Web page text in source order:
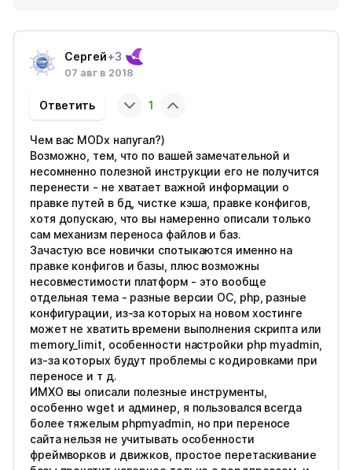
Сергей+3
07 авг в 2018
1
Ответить
Чем вас MODx напугал?)
Возможно, тем, что по вашей замечательной и
несомненно полезной инструкции его не получится
перенести - не хватает важной информации о
правке путей в бд, чистке кэша, правке конфигов,
хотя допускаю, что вы намеренно описали только
сам механизм переноса файлов и баз.
Зачастую все новички спотыкаются именно на
правке конфигов и базы, плюс возможны
несовместимости платформ - это вообще
отдельная тема - разные версии ОС, php, разные
конфигурации, из-за которых на новом хостинге
может не хватить времени выполнения скрипта или
memory_limit, особенности настройки php myadmin,
из-за которых будут проблемы с кодировками при
переносе и т д.
ИМХО вы описали полезные инструменты,
особенно wget и админер, я пользовался всегда
более тяжелым phpmyadmin, но при переносе
сайта нельзя не учитывать особенности
фреймворков и движков, простое перетаскивание